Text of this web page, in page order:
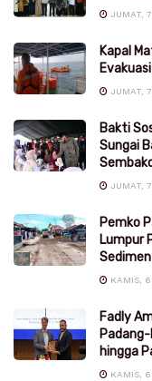
JUMAT,
Kapal
JUMAT,
Bakti
Sungai
JUMAT,
Pemko
Lumpur
KAMIS,
Fadly
hingga
KAMIS,